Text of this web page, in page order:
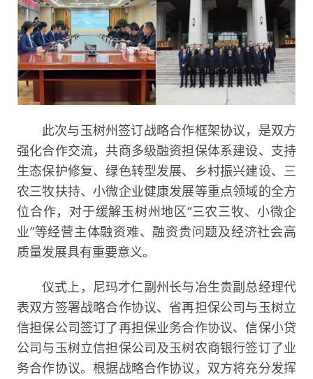
此次与玉树州签订战略合作框架协议，是双方
强化合作交流，共商多级融资担保体系建设、支持
生态保护修复、绿色转型发展、乡村振兴建设、三
农三牧扶持、小微企业健康发展等重点领域的全方
位合作，对于缓解玉树州地区“三农三牧、小微企
业”等经营主体融资难、融资贵问题及经济社会高
质量发展具有重要意义。
仪式上，尼玛才仁副州长与冶生贵副总经理代
表双方签署战略合作协议、省再担保公司与玉树立
信担保公司签订了再担保业务合作协议、信保小贷
公司与玉树立信担保公司及玉树农商银行签订了业
务合作协议。根据战略合作协议，双方将充分发挥